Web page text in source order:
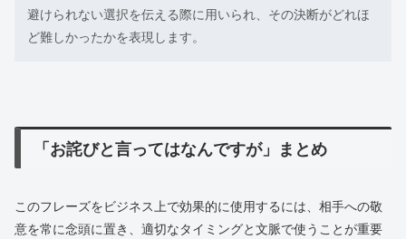
避けられない選択を伝える際に用いられ、その決断がどれほ
ど難しかったかを表現します。
「お詫びと言ってはなんですが」まとめ
このフレーズをビジネス上で効果的に使用するには、相手への敬
意を常に念頭に置き、適切なタイミングと文脈で使うことが重要